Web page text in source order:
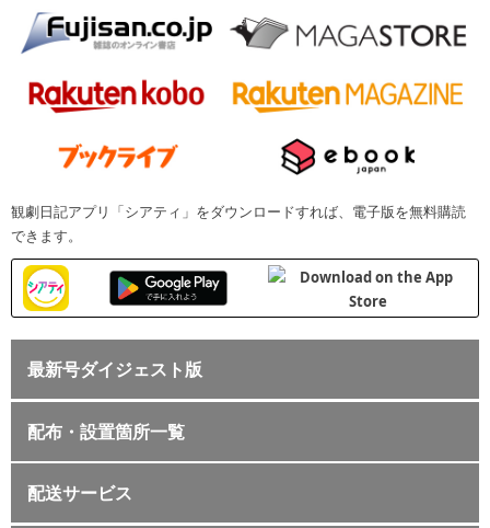
観劇日記アプリ「シアティ」をダウンロードすれば、電子版を無料購読
できます。
最新号ダイジェスト版
配布・設置箇所一覧
配送サービス